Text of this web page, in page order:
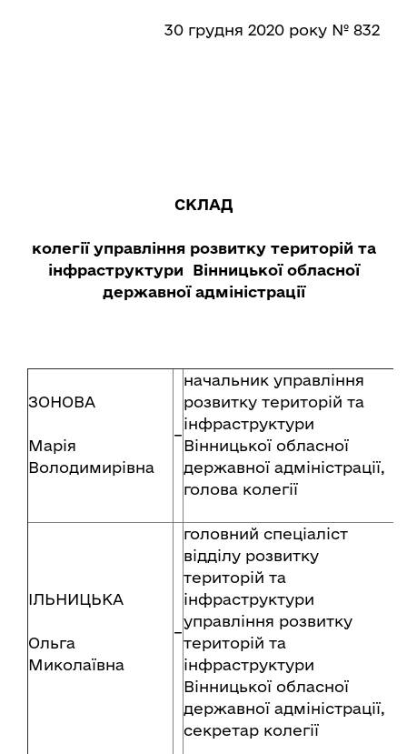
30 грудня 2020 року № 832
СКЛАД
колегії управління розвитку територій та
інфраструктури Вінницької обласної
державної адміністрації
ЗОНОВА
Марія
Володимирівна
–
начальник управління
розвитку територій та
інфраструктури
Вінницької обласної
державної адміністрації,
голова колегії
ІЛЬНИЦЬКА
Ольга
Миколаївна
–
головний спеціаліст
відділу розвитку
територій та
інфраструктури
управління розвитку
територій та
інфраструктури
Вінницької обласної
державної адміністрації,
секретар колегії